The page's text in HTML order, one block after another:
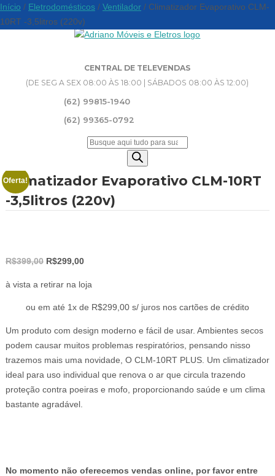
CENTRAL DE TELEVENDAS
(DE SEG A SEX 08:00 ÀS 18:00 | SÁBADOS 08:00 ÀS 12:00)
(62) 99815-1940
(62) 99365-0792
Pesquisar
Início / Eletrodomésticos / Ventilador / Climatizador Evaporativo CLM-
10RT -3,5litros (220v)
Climatizador Evaporativo CLM-10RT
-3,5litros (220v)
Oferta!
R$399,00 O
original
era:
R$299,00O
atual
é:
à vista a retirar na loja
ou em até 1x de R$299,00 s/ juros nos cartões de crédito
Um produto com design moderno e fácil de usar. Ambientes secos
podem causar muitos problemas respiratórios, pensando nisso
trazemos mais uma novidade, O CLM-10RT PLUS. Um climatizador
ideal para uso individual que renova o ar que circula trazendo
proteção contra poeiras e mofo, proporcionando saúde e um clima
bastante agradável.
No momento não oferecemos vendas online, por favor entre